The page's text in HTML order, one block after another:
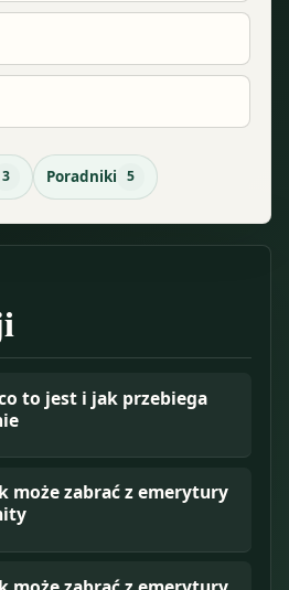
3 Poradniki 5
to jest i jak przebiega
może zabrać z emerytury